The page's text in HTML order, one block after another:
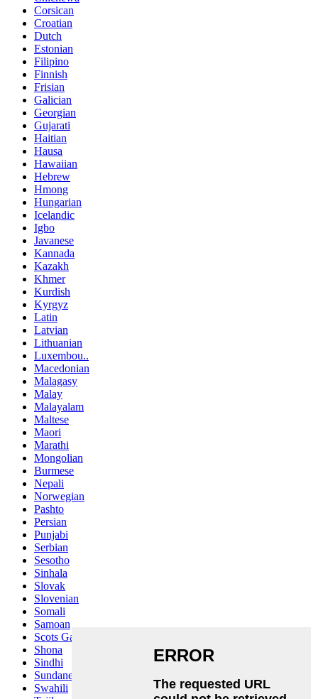
Corsican
Croatian
Dutch
Estonian
Filipino
Finnish
Frisian
Galician
Georgian
Gujarati
Haitian
Hausa
Hawaiian
Hebrew
Hmong
Hungarian
Icelandic
Igbo
Javanese
Kannada
Kazakh
Khmer
Kurdish
Kyrgyz
Latin
Latvian
Lithuanian
Luxembou..
Macedonian
Malagasy
Malay
Malayalam
Maltese
Maori
Marathi
Mongolian
Burmese
Nepali
Norwegian
Pashto
Persian
Punjabi
Serbian
Sesotho
Sinhala
Slovak
Slovenian
Somali
Samoan
Scots Gaelic
Shona
Sindhi
Sundanese
Swahili